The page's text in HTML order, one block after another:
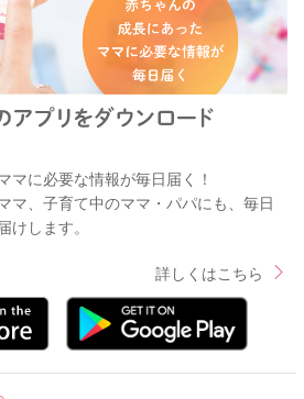
マに必要な情報が毎日届く！
マ、子育て中のママ・パパにも、毎日
けします。
詳しくはこちら